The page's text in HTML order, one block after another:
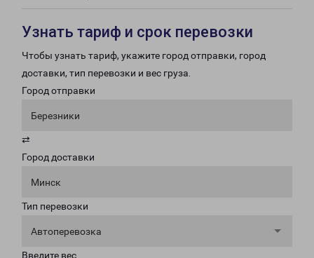
Узнать тариф и срок перевозки
Чтобы узнать тариф, укажите город отправки, город
доставки, тип перевозки и вес груза.
Город отправки
Березники
⇄
Город доставки
Минск
Тип перевозки
Автоперевозка
Введите вес